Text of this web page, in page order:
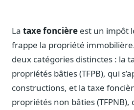
Notes, briefings, tableaux de bord
Fiches parlementaires
Parcours, mandats, prises de
Registre HATVP
Cartographier l'influence sur un
La taxe foncière est un impôt
frappe la propriété
deux catégories distinctes : la
propriétés bâties (TFPB), qui
constructions, et la taxe
propriétés non bâties (TFPNB),